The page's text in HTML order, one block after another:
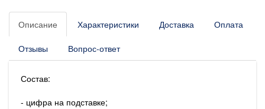
Описание Характеристики Доставка Оплата
Отзывы Вопрос-ответ
Состав:
- цифра на подставке;